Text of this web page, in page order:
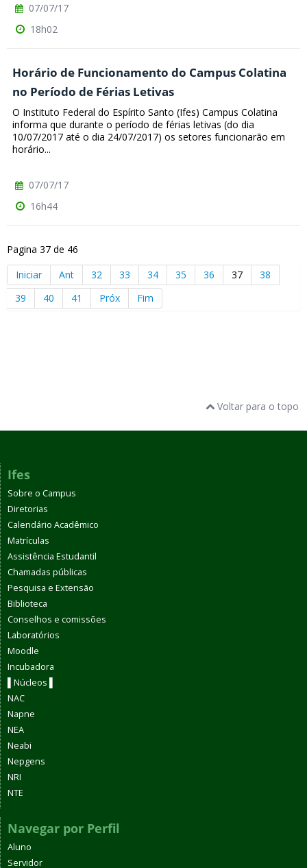
07/07/17
18h02
Horário de Funcionamento do Campus Colatina
no Período de Férias Letivas
O Instituto Federal do Espírito Santo (Ifes) Campus Colatina
informa que durante o período de férias letivas (do dia
10/07/2017 até o dia 24/07/2017) os setores funcionarão em
horário...
07/07/17
16h44
Pagina 37 de 46
Iniciar
Ant 32 33 34 35 36 37
38
39
40 41 Próx Fim
Voltar para o topo
Ifes
Sobre o Campus
Diretorias
Calendário Acadêmico
Matrículas
Assistência Estudantil
Chamadas públicas
Pesquisa e Extensão
Biblioteca
Conselhos e comissões
Laboratórios
Moodle
Incubadora
▌Núcleos ▌
NAC
Napne
NEA
Neabi
Nepgens
NRI
NTE
Navegar por Perfil
Aluno
Servidor